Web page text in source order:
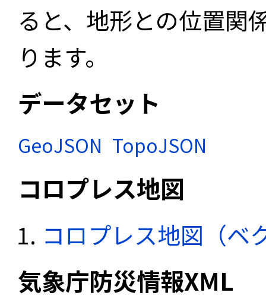
ると、地形との位置関
ります。
データセット
GeoJSON TopoJSON
コロプレス地図
コロプレス地図（ベ
気象庁防災情報XML